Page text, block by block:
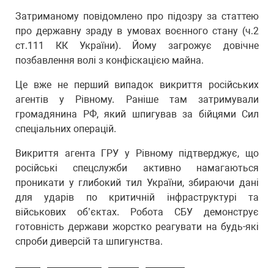
Затриманому повідомлено про підозру за статтею
про державну зраду в умовах воєнного стану (ч.2
ст.111 КК України). Йому загрожує довічне
позбавлення волі з конфіскацією майна.
Це вже не перший випадок викриття російських
агентів у Рівному. Раніше там затримували
громадянина РФ, який шпигував за бійцями Сил
спеціальних операцій.
Викриття агента ГРУ у Рівному підтверджує, що
російські спецслужби активно намагаються
проникати у глибокий тил України, збираючи дані
для ударів по критичній інфраструктурі та
військових об’єктах. Робота СБУ демонструє
готовність держави жорстко реагувати на будь-які
спроби диверсій та шпигунства.